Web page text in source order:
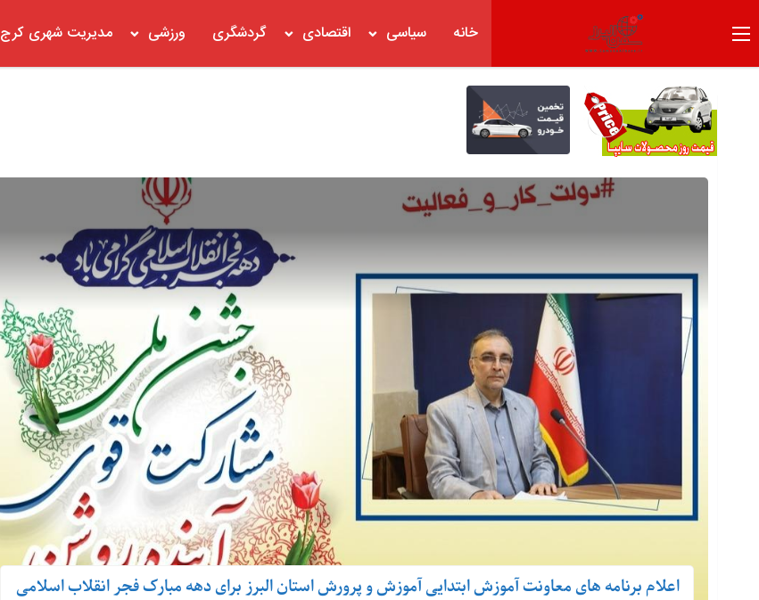
خانه سیاسی اقتصادی گردشگری ورزشی مدیریت شهری کرج
اعلام برنامه های معاونت آموزش ابتدایی آموزش و پرورش استان البرز برای دهه مبارک فجر انقلاب اسلامی